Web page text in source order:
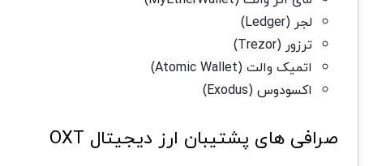
لجر (Ledger)
ترزور (Trezor)
اتمیک والت (Atomic Wallet)
اکسودوس (Exodus)
صرافی های پشتیبان ارز دیجیتال OXT